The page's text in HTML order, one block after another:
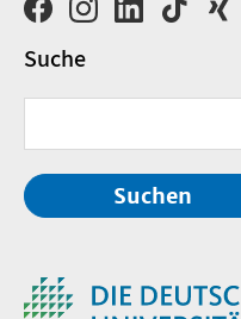
Suche
Suchen